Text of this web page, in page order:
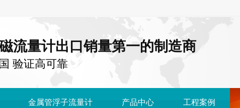
流量计出口销量第一的制造商
验证高可靠
金属管浮子流量计 产品中心 工程案例